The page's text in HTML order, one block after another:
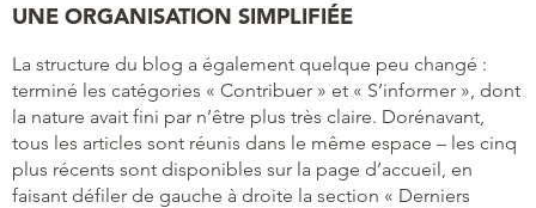
UNE ORGANISATION SIMPLIFIÉE
La structure du blog a également quelque peu changé :
terminé les catégories « Contribuer » et « S’informer », dont
la nature avait fini par n’être plus très claire. Dorénavant,
tous les articles sont réunis dans le même espace – les cinq
plus récents sont disponibles sur la page d’accueil, en
faisant défiler de gauche à droite la section « Derniers